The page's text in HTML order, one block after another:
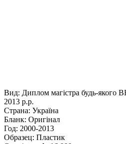
Вид: Диплом магістра будь-якого
2013 р.р.
Страна: Україна
Бланк: Оригінал
Год: 2000-2013
Образец: Пластик